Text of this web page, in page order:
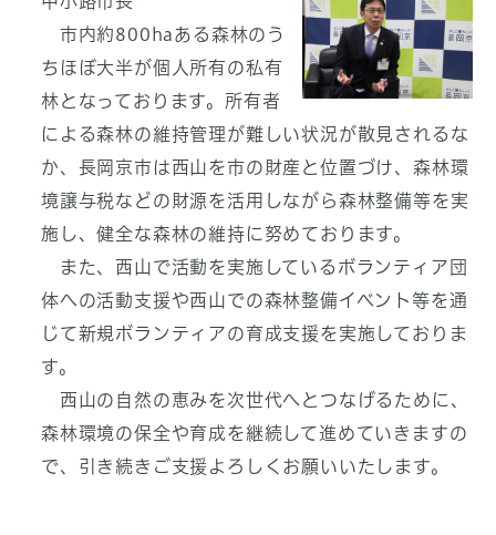
市内約800haある森林のう
ちほぼ大半が個人所有の私有
林となっております。所有者
による森林の維持管理が難しい状況が散見されるな
か、長岡京市は西山を市の財産と位置づけ、森林環
境譲与税などの財源を活用しながら森林整備等を実
施し、健全な森林の維持に努めております。
また、西山で活動を実施しているボランティア団
体への活動支援や西山での森林整備イベント等を通
じて新規ボランティアの育成支援を実施しておりま
す。
西山の自然の恵みを次世代へとつなげるために、
森林環境の保全や育成を継続して進めていきますの
で、引き続きご支援よろしくお願いいたします。